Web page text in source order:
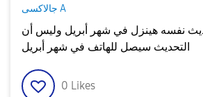
جالاكسى A
نفسه هينزل في شهر أبريل وليس أن
التحديث سيصل للهاتف في شهر أبريل
0 Likes